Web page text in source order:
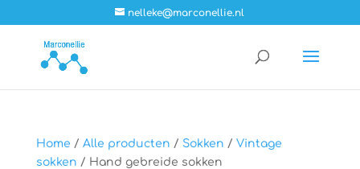
nelleke@marconellie.nl
Home / Alle producten / Sokken / Vintage
sokken / Hand gebreide sokken